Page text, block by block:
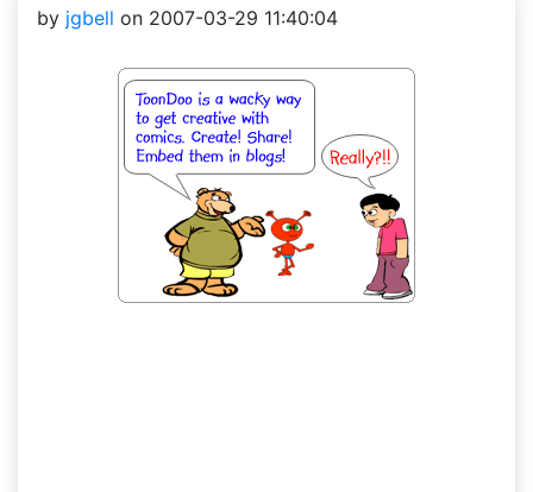
by jgbell on 2007-03-29 11:40:04